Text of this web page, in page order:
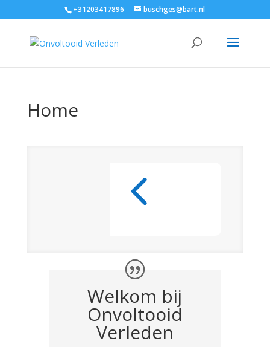
+31203417896 buschges@bart.nl
Home
Welkom bij
Onvoltooid
Verleden